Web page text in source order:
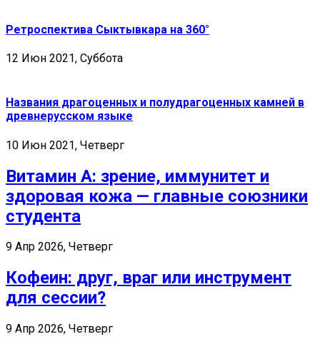
Ретроспектива Сыктывкара на 360°
12 Июн 2021, Суббота
Названия драгоценных и полудрагоценных камней в
древнерусском языке
10 Июн 2021, Четверг
Витамин А: зрение, иммунитет и
здоровая кожа — главные союзники
студента
9 Апр 2026, Четверг
Кофеин: друг, враг или инструмент
для сессии?
9 Апр 2026, Четверг